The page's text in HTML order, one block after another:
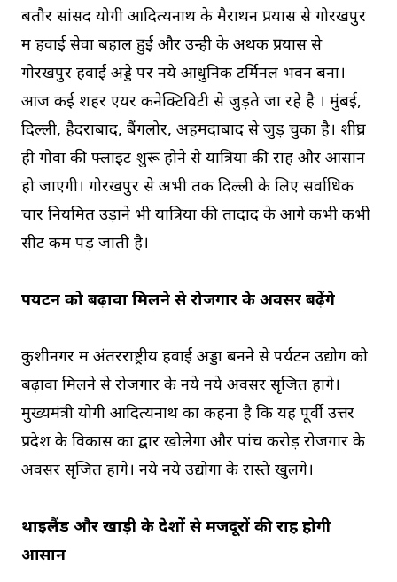
बतौर सांसद योगी आदित्यनाथ के मैराथन प्रयास से गोरखपुर
में हवाई सेवा बहाल हुई और उन्ही के अथक प्रयास से
गोरखपुर हवाई अड्डे पर नये आधुनिक टर्मिनल भवन बना।
आज कई शहर एयर कनेक्टिविटी से जुड़ते जा रहे है । मुंबई,
दिल्ली, हैदराबाद, बैंगलोर, अहमदाबाद से जुड़ चुका है। शीघ्र
ही गोवा की फ्लाइट शुरू होने से यात्रियों की राह और आसान
हो जाएगी। गोरखपुर से अभी तक दिल्ली के लिए सर्वाधिक
चार नियमित उड़ाने भी यात्रियों की तादाद के आगे कभी कभी
सीटें कम पड़ जाती है।
पर्यटन को बढ़ावा मिलने से रोजगार के अवसर बढ़ेंगे
कुशीनगर में अंतरराष्ट्रीय हवाई अड्डा बनने से पर्यटन उद्योग को
बढ़ावा मिलने से रोजगार के नये नये अवसर सृजित होंगे।
मुख्यमंत्री योगी आदित्यनाथ का कहना है कि यह पूर्वी उत्तर
प्रदेश के विकास का द्वार खोलेगा और पांच करोड़ रोजगार के
अवसर सृजित होंगे। नये नये उद्योगों के रास्ते खुलेंगे।
थाइलैंड और खाड़ी के देशों से मजदूरों की राह होगी
आसान